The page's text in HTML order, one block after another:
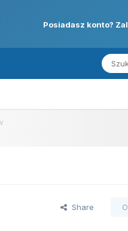
Posiadasz konto?
Share